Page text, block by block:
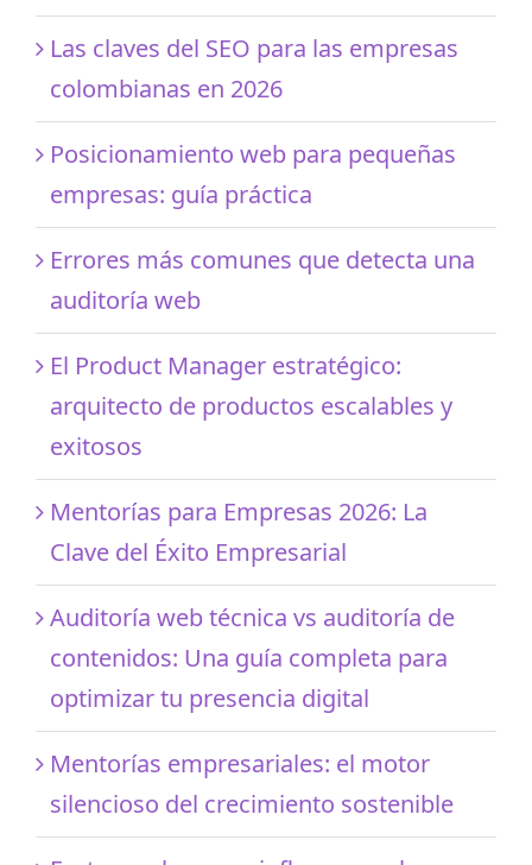
Las claves del SEO para las empresas
colombianas en 2026
Posicionamiento web para pequeñas
empresas: guía práctica
Errores más comunes que detecta una
auditoría web
El Product Manager estratégico:
arquitecto de productos escalables y
exitosos
Mentorías para Empresas 2026: La
Clave del Éxito Empresarial
Auditoría web técnica vs auditoría de
contenidos: Una guía completa para
optimizar tu presencia digital
Mentorías empresariales: el motor
silencioso del crecimiento sostenible